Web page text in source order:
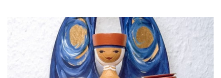
ONLINESHOP
alle Produkte
Kreativbaukasten